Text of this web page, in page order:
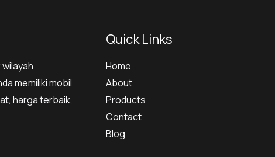
memiliki mobil
harga terbaik,
Quick Links
Home
About
Products
Contact
Blog